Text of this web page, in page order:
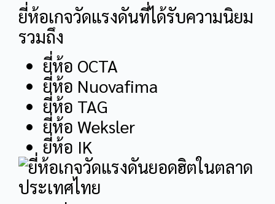
ยี่ห้อเกจวัดแรงดันที่ได้รับความนิยม
รวมถึง
ยี่ห้อ OCTA
ยี่ห้อ Nuovafima
ยี่ห้อ TAG
ยี่ห้อ Weksler
ยี่ห้อ IK